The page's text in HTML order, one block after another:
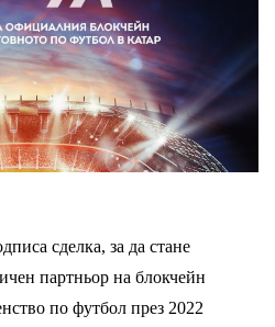
сделка, за да стане
партньор на блокчейн
по футбол през 2022